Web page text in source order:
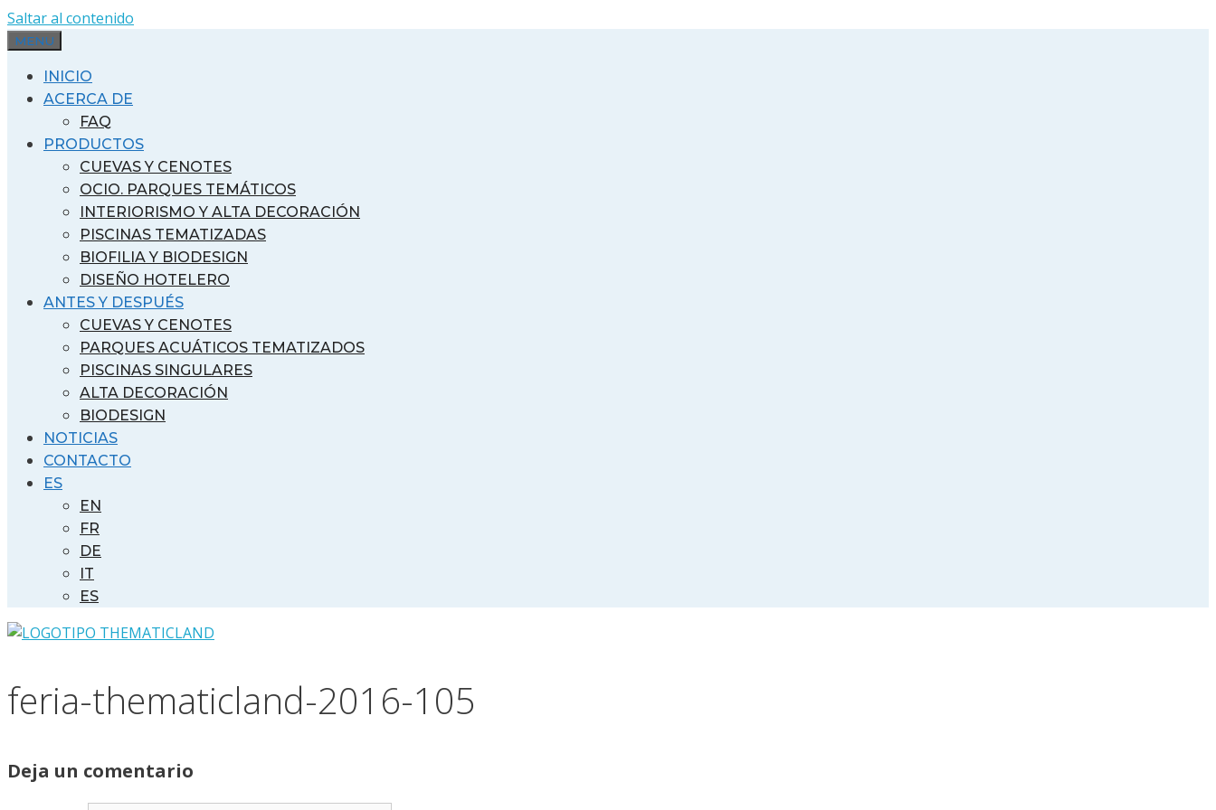
Saltar al contenido
MENU
INICIO
ACERCA DE
FAQ
PRODUCTOS
CUEVAS Y CENOTES
OCIO. PARQUES TEMÁTICOS
INTERIORISMO Y ALTA DECORACIÓN
PISCINAS TEMATIZADAS
BIOFILIA Y BIODESIGN
DISEÑO HOTELERO
ANTES Y DESPUÉS
CUEVAS Y CENOTES
PARQUES ACUÁTICOS TEMATIZADOS
PISCINAS SINGULARES
ALTA DECORACIÓN
BIODESIGN
NOTICIAS
CONTACTO
ES
EN
FR
DE
IT
ES
feria-thematicland-2016-105
Deja un comentario